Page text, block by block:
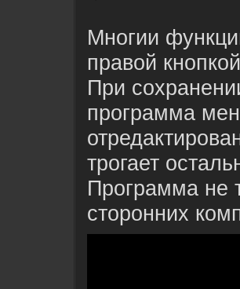
Многии
правой
При
программа
трогает
Программа не
сторонних